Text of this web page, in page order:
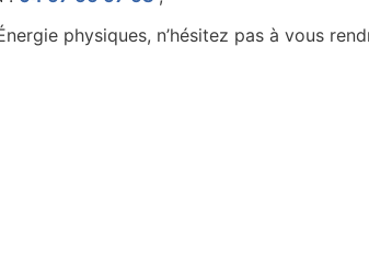
physiques, n’hésitez pas à vous